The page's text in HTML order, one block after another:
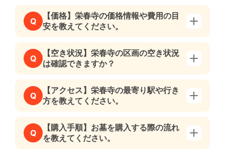
Q
【価格】栄春寺の価格情報や費用の目
安を教えてください。
Q
【空き状況】栄春寺の区画の空き状況
は確認できますか？
Q
【アクセス】栄春寺の最寄り駅や行き
方を教えてください。
Q
【購入手順】お墓を購入する際の流れ
を教えてください。